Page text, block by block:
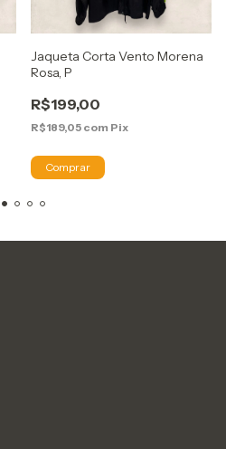
Jaqueta Corta Vento Morena
Rosa, P
R$199,00
R$189,05 com Pix